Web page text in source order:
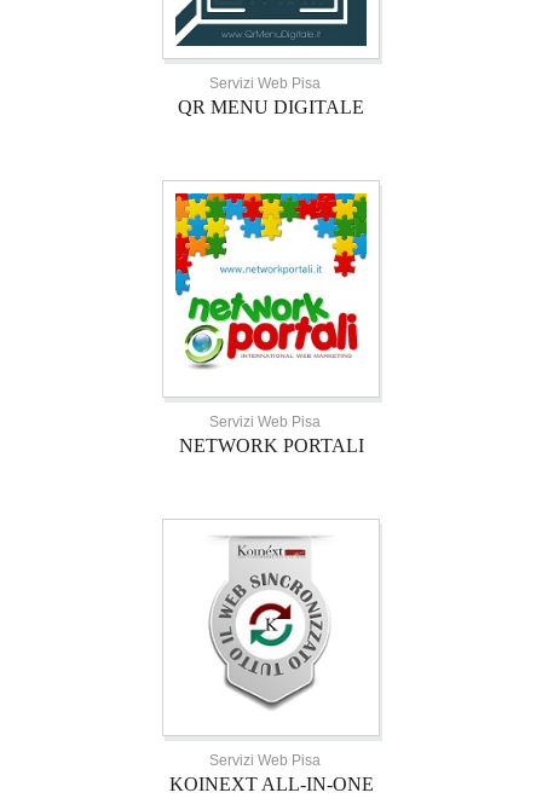
Servizi Web Pisa
QR MENU DIGITALE
Servizi Web Pisa
NETWORK PORTALI
Servizi Web Pisa
KOINEXT ALL-IN-ONE